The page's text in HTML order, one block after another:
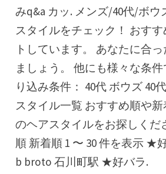
みq&a カッ. メンズ/40代/ボウ
スタイルをチェック！ おすす
トしています。 あなたに合
ましょう。 他にも様々な条
り込み条件： 40代 ボウズ 40
スタイル一覧 おすすめ順や
のヘアスタイルをお探しくだ
順 新着順 1 〜 30 件を表示 ★
b broto 石川町駅 ★好バラ.